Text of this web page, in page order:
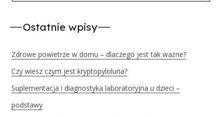
Ostatnie wpisy
Zdrowe powietrze w domu – dlaczego jest tak ważne?
Czy wiesz czym jest kryptopyloluria?
Suplementacja i diagnostyka laboratoryjna u dzieci –
podstawy